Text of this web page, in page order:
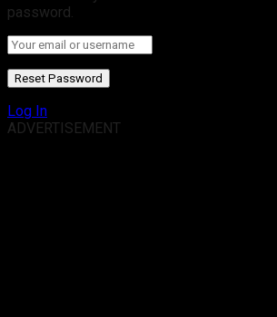
password.
Log In
ADVERTISEMENT